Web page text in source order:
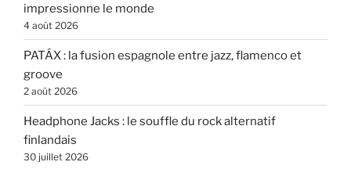
impressionne le monde
4 août 2026
PATÁX : la fusion espagnole entre jazz, flamenco et
groove
2 août 2026
Headphone Jacks : le souffle du rock alternatif
finlandais
30 juillet 2026